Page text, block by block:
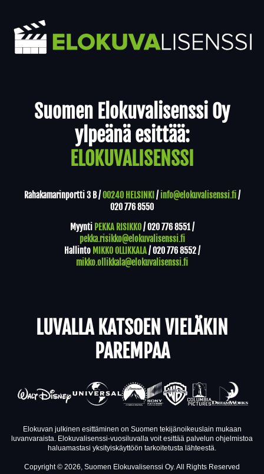
Suomen Elokuvalisenssi Oy
ylpeänä esittää:
ELOKUVALISENSSI
Rahakamarinportti 3 B /00240 HELSINKI / info@elokuvalisenssi.fi/
020 776 8550
Myynti PEKKA RISIKKO/020 776 8551/
pekka.risikko@elokuvalisenssi.fi
Hallinto MIKKO OLLIKKALA/020 776 8552/
mikko.ollikkala@elokuvalisenssi.fi
LUVALLA KATSOEN VIELÄKIN
PAREMPAA
Elokuvan julkinen esittäminen on Suomen tekijänoikeuslain mukaan
luvanvaraista. Elokuvalisenssi-vuosiluvalla voit esittää palvelun ohjelmistoa
haluamastasi yksityiskäyttöön tarkoitetusta lähteestä.
Copyright © 2026, Suomen Elokuvalisenssi Oy. All Rights Reserved